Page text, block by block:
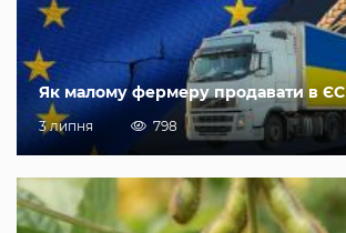
Як малому фермеру продавати в ЄС
3 липня 798